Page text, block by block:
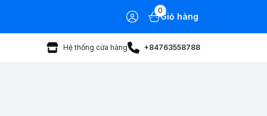
0
Giỏ hàng
Hệ thống cửa hàng +84763558788